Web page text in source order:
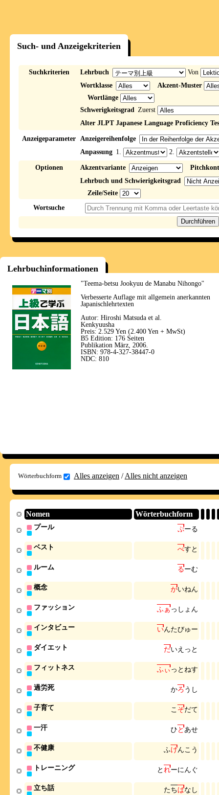
Such- und Anzeigekriterien
Suchkriterien Lehrbuch
Von
Wortklasse
Akzent-Muster
Wortlänge
Schwerigkeitsgrad Zuerst
Alter JLPT Japanese Language Proficiency
Anzeigeparameter Anzeigereihenfolge
Anpassung 1. 2.
Optionen Akzentvariante
Lehrbuch und Schwierigkeitsgrad
Zeile/Seite
Wortsuche
Lehrbuchinformationen
"Teema-betsu Jookyuu de Manabu Nihongo"
Verbesserte Auflage mit allgemein anerkannten
Japanischlehrtexten
Autor: Hiroshi Matsuda et al.
Kenkyuusha
Preis: 2.529 Yen (2.400 Yen + MwSt)
B5 Edition: 176 Seiten
Publikation März, 2006.
ISBN: 978-4-327-38447-0
NDC: 810
Wörterbuchform Alles anzeigen /Alles nicht anzeigen
Nomen Wörterbuchform
プール ぷーる
ベスト べすと
ルーム るーむ
概念 がいねん
ファッション ふ ぁっ し ょ ん
インタビュー いんたびゅー
ダイエット だいえ っ と
フィットネス ふぃっ と ねす
過労死 かろう し
子育て こ そだて
一汗 ひとあせ
不健康 ふけんこ う
トレーニング とれーに ん ぐ
立ち話 たちばな し